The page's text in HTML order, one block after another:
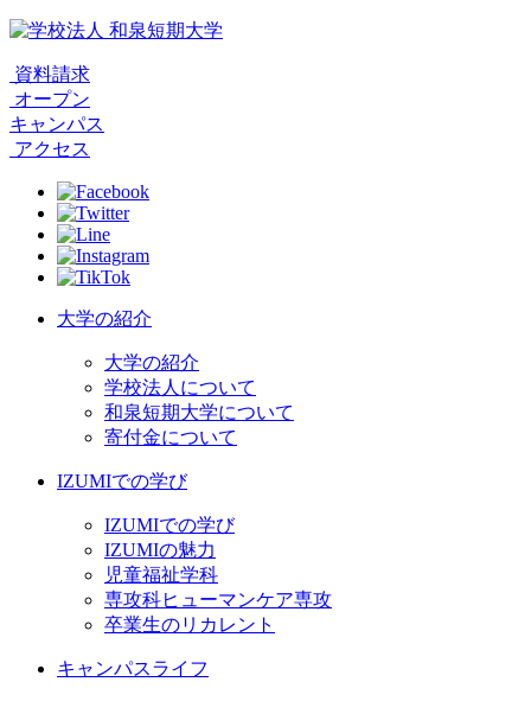
資料請求
オープン
キャンパス
アクセス
大学の紹介
大学の紹介
学校法人について
和泉短期大学について
寄付金について
IZUMIでの学び
IZUMIでの学び
IZUMIの魅力
児童福祉学科
専攻科ヒューマンケア専攻
卒業生のリカレント
キャンパスライフ